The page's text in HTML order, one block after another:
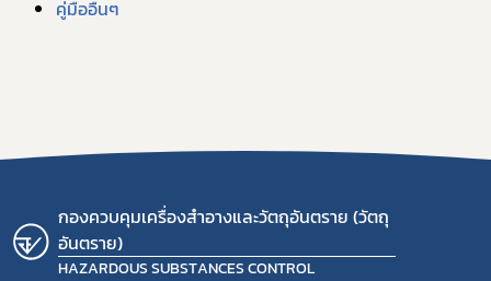
คู่มื่ออื่นๆ
กองควบคุมเครื่องสำอางและวัตถุอันตราย (วัตถุ
อันตราย)
HAZARDOUS SUBSTANCES CONTROL